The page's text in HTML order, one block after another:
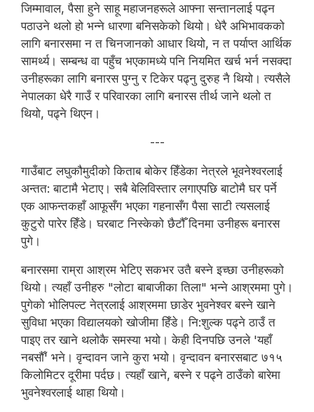
जिम्मावाल, पैसा हुने साहू महाजनहरूले आफ्ना सन्तानलाई पढ्न
पठाउने थलो हो भन्ने धारणा बनिसकेको थियो। धेरै अभिभावकको
लागि बनारसमा न त चिनजानको आधार थियो, न त पर्याप्त आर्थिक
सामर्थ्य। सम्बन्ध वा पहुँच भएकामध्ये पनि नियमित खर्च भर्न नसक्दा
उनीहरूका लागि बनारस पुग्नु र टिकेर पढ्नु दुरुह नै थियो। त्यसैले
नेपालका धेरै गाउँ र परिवारका लागि बनारस तीर्थ जाने थलो त
थियो, पढ्ने थिएन।
---
गाउँबाट लघुकौमुदीको किताब बोकेर हिँडेका नेत्रले भूवनेश्वरलाई
अन्तत: बाटामै भेटाए। सबै बेलिविस्तार लगाएपछि बाटोमै घर पर्ने
एक आफन्तकहाँ आफूसँग भएका गहनासँग पैसा साटी त्यसलाई
कुटुरो पारेर हिँडे। घरबाट निस्केको छैटौँ दिनमा उनीहरू बनारस
पुगे।
बनारसमा राम्रा आश्रम भेटिए सकभर उतै बस्ने इच्छा उनीहरूको
थियो। त्यहाँ उनीहरु "लोटा बाबाजीका तिला" भन्ने आश्रममा पुगे।
पुगेको भोलिपल्ट नेत्रलाई आश्रममा छाडेर भुवनेश्वर बस्ने खाने
सुविधा भएका विद्यालयको खोजीमा हिँडे। नि:शुल्क पढ्ने ठाउँ त
पाइए तर खाने थलोकै समस्या भयो। केही दिनपछि उनले 'यहाँ
नबसौँ' भने। वृन्दावन जाने कुरा भयो। वृन्दावन बनारसबाट ७१५
किलोमिटर दूरीमा पर्दछ। त्यहाँ खाने, बस्ने र पढ्ने ठाउँको बारेमा
भुवनेश्वरलाई थाहा थियो।